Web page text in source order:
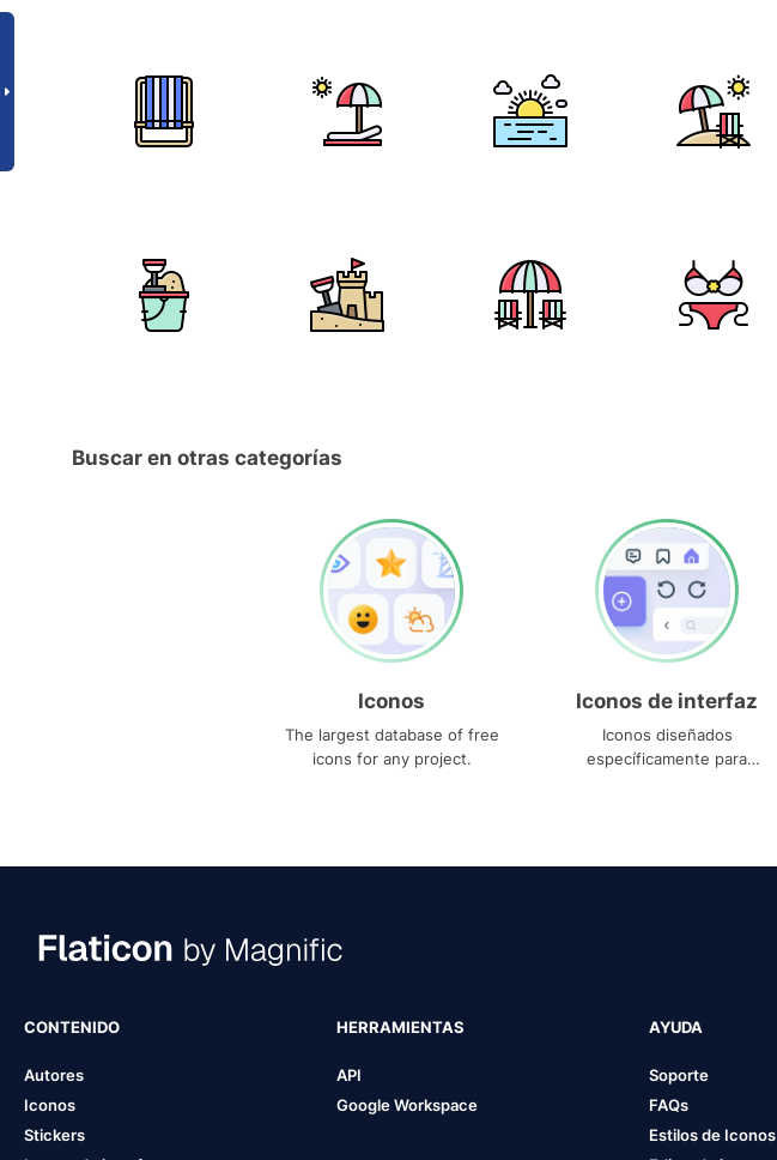
Buscar en otras categorías
Iconos
The largest database of free
icons for any project.
Iconos de interfaz
Iconos diseñados
específicamente para
CONTENIDO
Autores
Iconos
Stickers
HERRAMIENTAS
API
Google Workspace
AYUDA
Soporte
FAQs
Estilos de Iconos